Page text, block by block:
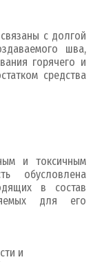
с долгой
шва,
горячего и
средства
и токсичным
обусловлена
в состав
для его
и